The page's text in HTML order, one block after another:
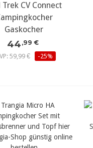
Trek CV Connect
Gaskocher
44 ,99 €
59,99 €
-25%